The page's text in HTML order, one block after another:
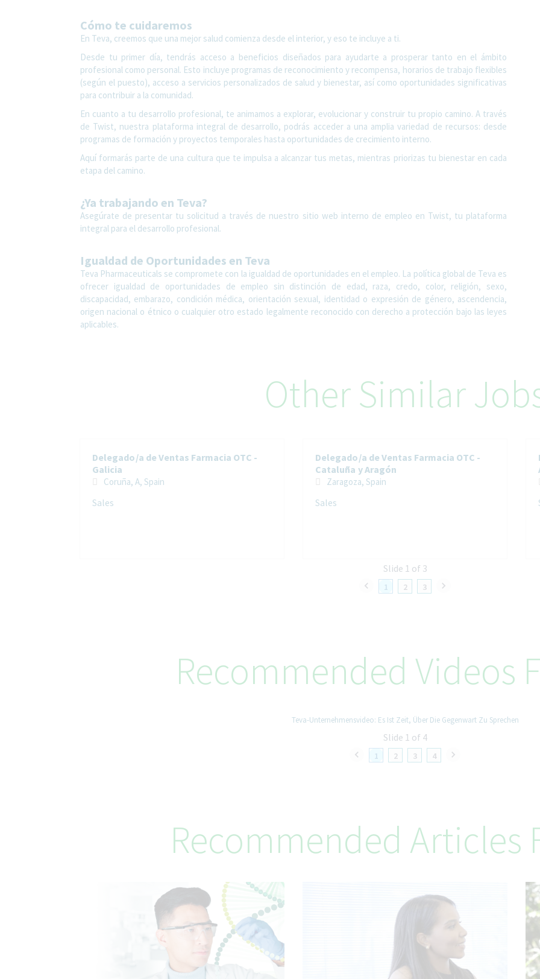
Cómo te cuidaremos
En Teva, creemos que una mejor salud comienza desde el interior, y eso te incluye a ti.
Desde tu primer día, tendrás acceso a beneficios diseñados para ayudarte a prosperar tanto en el ámbito
profesional como personal. Esto incluye programas de reconocimiento y recompensa, horarios de trabajo flexibles
(según el puesto), acceso a servicios personalizados de salud y bienestar, así como oportunidades significativas
para contribuir a la comunidad.
En cuanto a tu desarrollo profesional, te animamos a explorar, evolucionar y construir tu propio camino. A través
de Twist, nuestra plataforma integral de desarrollo, podrás acceder a una amplia variedad de recursos: desde
programas de formación y proyectos temporales hasta oportunidades de crecimiento interno.
Aquí formarás parte de una cultura que te impulsa a alcanzar tus metas, mientras priorizas tu bienestar en cada
etapa del camino.
¿Ya trabajando en Teva?
Asegúrate de presentar tu solicitud a través de nuestro sitio web interno de empleo en Twist, tu plataforma
integral para el desarrollo profesional.
Igualdad de Oportunidades en Teva
Teva Pharmaceuticals se compromete con la igualdad de oportunidades en el empleo. La política global de Teva es
ofrecer igualdad de oportunidades de empleo sin distinción de edad, raza, credo, color, religión, sexo,
discapacidad, embarazo, condición médica, orientación sexual, identidad o expresión de género, ascendencia,
origen nacional o étnico o cualquier otro estado legalmente reconocido con derecho a protección bajo las leyes
aplicables.
Other Similar
1 2 3
Delegado/a de Ventas Farmacia OTC -
Galicia
Coruña, A, Spain
Sales
Delegado/a de Ventas Farmacia OTC -
Cataluña y Aragón
Zaragoza, Spain
Sales
Slide 1 of 3
Recommended Videos
1 2 3 4
Teva-Unternehmensvideo: Es Ist Zeit, Über Die Gegenwart Zu Sprechen
Slide 1 of 4
Recommended Articles